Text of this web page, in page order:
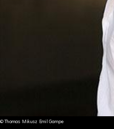
© Thomas Mikusz Emil Gampe